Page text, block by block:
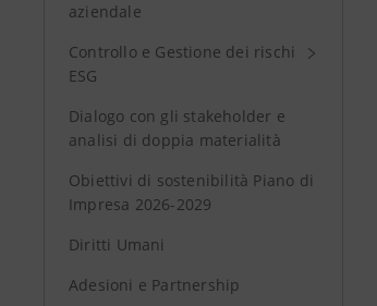
aziendale
Controllo e Gestione dei rischi
ESG
Dialogo con gli stakeholder e
analisi di doppia materialità
Obiettivi di sostenibilità Piano di
Impresa 2026-2029
Diritti Umani
Adesioni e Partnership